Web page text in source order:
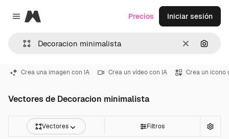
Close menu
Magnific
Borrar
Precios Iniciar sesión
Crea una imagen con IA Crea un vídeo con IA Crea un icono
Vectores de Decoracion minimalista
Vectores Filtros